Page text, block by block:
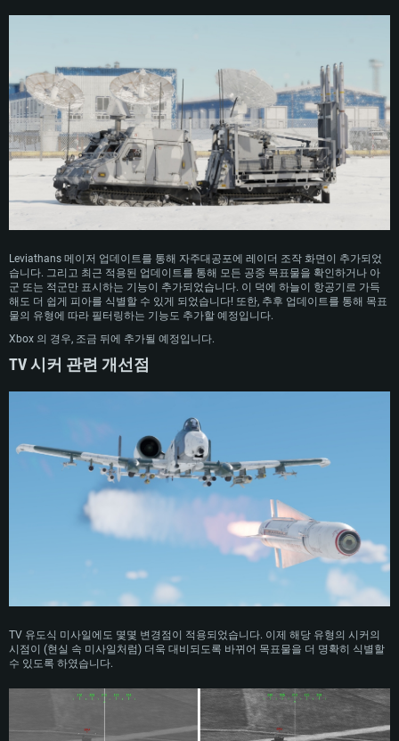
시스템 요구사항
PC
MAC
Linux
최소사양
운영체제: Windows 10 (64 bit)
메모리: 4GB
그래픽 카드: DirectX 11 이상을 지원하는 AMD Radeon 77XX / NVIDIA
GeForce GT 660. 최소 사양 해상도: 720p
네트워크: 브로드밴드 인터넷
여유 저장 공간: 22.1 GB (최소 클라이언트)
프로세서: Intel Core i5 또는 Ryzen 5 3600 이상
메모리: 16 GB 이상
그래픽 카드: DirectX 11 이상을 지원하는 Nvidia GeForce 1060, 또는 AMD RX
570 혹은 그 이상
네트워크: 브로드밴드 인터넷
여유 저장 공간: 62.2 GB (전체 클라이언트)
최소사양
운영체제: Mac OS Big Sur 11.0
메모리: 6 GB
그래픽 카드: Metal 을 지원하는 Intel Iris Pro 5200 (Mac), 혹은 이와 비슷한 성
능을 가지는 Mac 버전의 AMD/Nvidia. 최소 해상도: 720p
네트워크: 브로드밴드 인터넷
여유 저장 공간: 22.1 GB (최소 클라이언트)
프로세서: Core i7 (Intel Xeon 은 지원하지 않습니다)
메모리: 8 GB
그래픽 카드: Metal을 지원하는 Radeon Vega II 이상
네트워크: 브로드밴드 인터넷
여유 저장 공간: 62.2 GB (전체 클라이언트)
최소사양
운영체제: 64bit Linux 중 최신 버전
메모리: 4 GB
그래픽 카드: Vulkan 을 지원하고, 최신 그래픽 드라이버를 지원하는 NVIDIA
660 (6개월 미만) 혹은 그와 동급의 성능을 가지며 최신 그래픽 드라이버를 지
원하는 AMD (6개월 미만; 최소사양 지원 해상도 720p)
네트워크: 브로드밴드 인터넷
여유 저장 공간: 22.1 GB (최소 클라이언트)
운영체제: Ubuntu 20.04 64bit
프로세서: Intel Core i7
그래픽 카드: Vulkan 을 지원하고, 최신 그래픽 드라이버를 지원하는 NVIDIA
1060 (6개월 미만) 혹은 그와 동급의 성능을 가지며 최신 그래픽 드라이버를
지원하는 AMD RX 570 (6개월 미만; 최소사양 지원 해상도 720p) 이상
여유 저장 공간: 62.2 GB (전체 클라이언트)
Leviathans 메이저 업데이트를 통해 자주대공포에 레이더 조작 화면이 추가되었
습니다. 그리고 최근 적용된 업데이트를 통해 모든 공중 목표물을 확인하거나 아
군 또는 적군만 표시하는 기능이 추가되었습니다. 이 덕에 하늘이 항공기로 가득
해도 더 쉽게 피아를 식별할 수 있게 되었습니다! 또한, 추후 업데이트를 통해 목표
물의 유형에 따라 필터링하는 기능도 추가할 예정입니다.
Xbox 의 경우, 조금 뒤에 추가될 예정입니다.
TV 시커 관련 개선점
TV 유도식 미사일에도 몇몇 변경점이 적용되었습니다. 이제 해당 유형의 시커의
시점이 (현실 속 미사일처럼) 더욱 대비되도록 바뀌어 목표물을 더 명확히 식별할
수 있도록 하였습니다.